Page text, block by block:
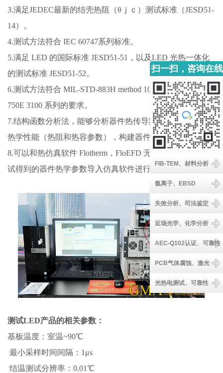
3.满足JEDEC最新的结壳热阻（θｊｃ）测试标准（JESD51-
14）。
4.测试方法符合 IEC 60747系列标准。
5.满足 LED 的国际标准 JESD51-51，以及LED 光热一体化
的测试标准 JESD51-52。
6.测试方法符合 MIL-STD-883H method 1012.1 和 MIL-
750E 3100 系列的要求。
7.结构函数分析法，能够分析器件热传导路径上每层结构的
热学性能（热阻和热容参数），构建器件等效热学模型。
8.可以和热仿真软件 Flotherm，FloEFD 无缝结合，将实际测
试得到的器件热学参数导入仿真软件进行后续仿真优化。
测试LED产品的相关参数：
基板温度：室温~90℃
最小采样时间间隔：1μs
结温测试分辨率：0.01℃
扫一扫，咨询在线
客服
FIB-TEM、材料分析
氩离子、EBSD
失效分析、司法鉴定
近场光学、化学分析
AEC-Q102认证、可靠性
PCB气体腐蚀、激光
光热电测试、可靠性